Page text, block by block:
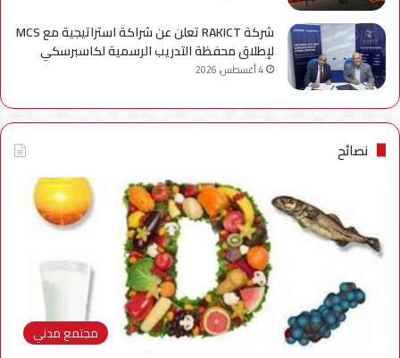
شركة RAKICT تعلن عن شراكة استراتيجية مع MCS
لإطلاق محفظة التدريب الرسمية لكاسبرسكي
4 أغسطس، 2026
نصائح
مجتمع مدني